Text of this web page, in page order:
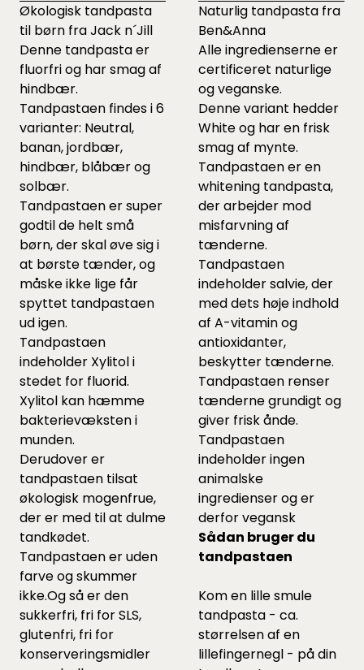
Økologisk tandpasta
til børn fra Jack n´Jill
Denne tandpasta er
fluorfri og har smag af
hindbær.
Tandpastaen findes i 6
varianter: Neutral,
banan, jordbær,
hindbær, blåbær og
solbær.
Tandpastaen er super
godtil de helt små
børn, der skal øve sig i
at børste tænder, og
måske ikke lige får
spyttet tandpastaen
ud igen.
Tandpastaen
indeholder Xylitol i
stedet for fluorid.
Xylitol kan hæmme
bakterievæksten i
munden.
Derudover er
tandpastaen tilsat
økologisk mogenfrue,
der er med til at dulme
tandkødet.
Tandpastaen er uden
farve og skummer
ikke.Og så er den
sukkerfri, fri for SLS,
glutenfri, fri for
konserveringsmidler
Naturlig tandpasta fra
Ben&Anna
Alle ingredienserne er
certificeret naturlige
og veganske.
Denne variant hedder
White og har en frisk
smag af mynte.
Tandpastaen er en
whitening tandpasta,
der arbejder mod
misfarvning af
tænderne.
Tandpastaen
indeholder salvie, der
med dets høje indhold
af A-vitamin og
antioxidanter,
beskytter tænderne.
Tandpastaen renser
tænderne grundigt og
giver frisk ånde.
Tandpastaen
indeholder ingen
animalske
ingredienser og er
derfor vegansk
Sådan bruger du
tandpastaen
Kom en lille smule
tandpasta - ca.
størrelsen af en
lillefingernegl - på din